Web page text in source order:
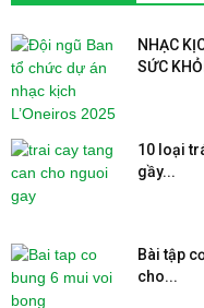
NHẠC
SỨC
10 loại
gầy...
Bài tập
cho...